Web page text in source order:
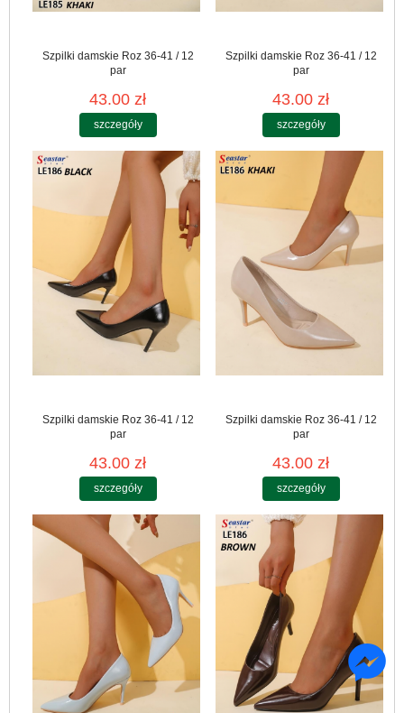
Szpilki damskie Roz 36-41 / 12
par
43.00 zł
szczegóły
Szpilki damskie Roz 36-41 / 12
par
43.00 zł
szczegóły
Szpilki damskie Roz 36-41 / 12
par
43.00 zł
szczegóły
Szpilki damskie Roz 36-41 / 12
par
43.00 zł
szczegóły